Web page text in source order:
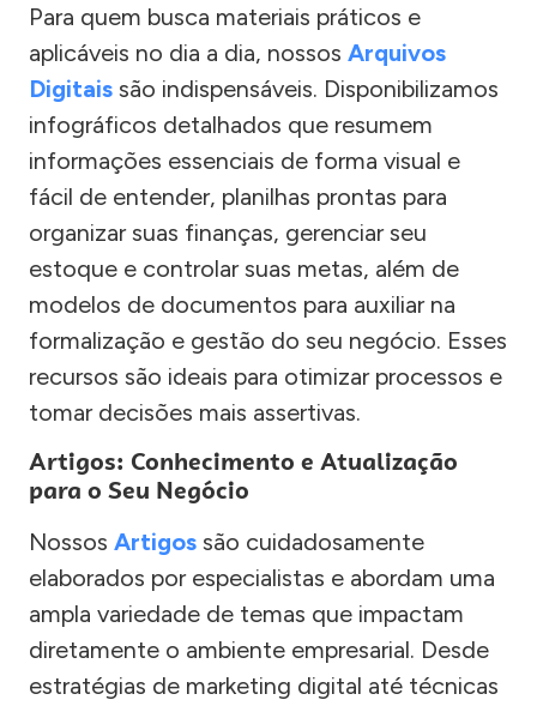
Para quem busca materiais práticos e
aplicáveis no dia a dia, nossos Arquivos
Digitais são indispensáveis. Disponibilizamos
infográficos detalhados que resumem
informações essenciais de forma visual e
fácil de entender, planilhas prontas para
organizar suas finanças, gerenciar seu
estoque e controlar suas metas, além de
modelos de documentos para auxiliar na
formalização e gestão do seu negócio. Esses
recursos são ideais para otimizar processos e
tomar decisões mais assertivas.
Artigos: Conhecimento e Atualização
para o Seu Negócio
Nossos Artigos são cuidadosamente
elaborados por especialistas e abordam uma
ampla variedade de temas que impactam
diretamente o ambiente empresarial. Desde
estratégias de marketing digital até técnicas